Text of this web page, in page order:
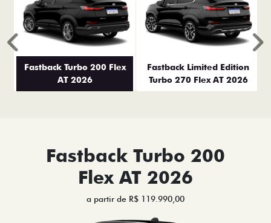
Fastback Turbo 200 Flex
AT 2026
Fastback Limited Edition
Turbo 270 Flex AT 2026
Anterior
Fastback Turbo 200
Flex AT 2026
a partir de R$ 119.990,00